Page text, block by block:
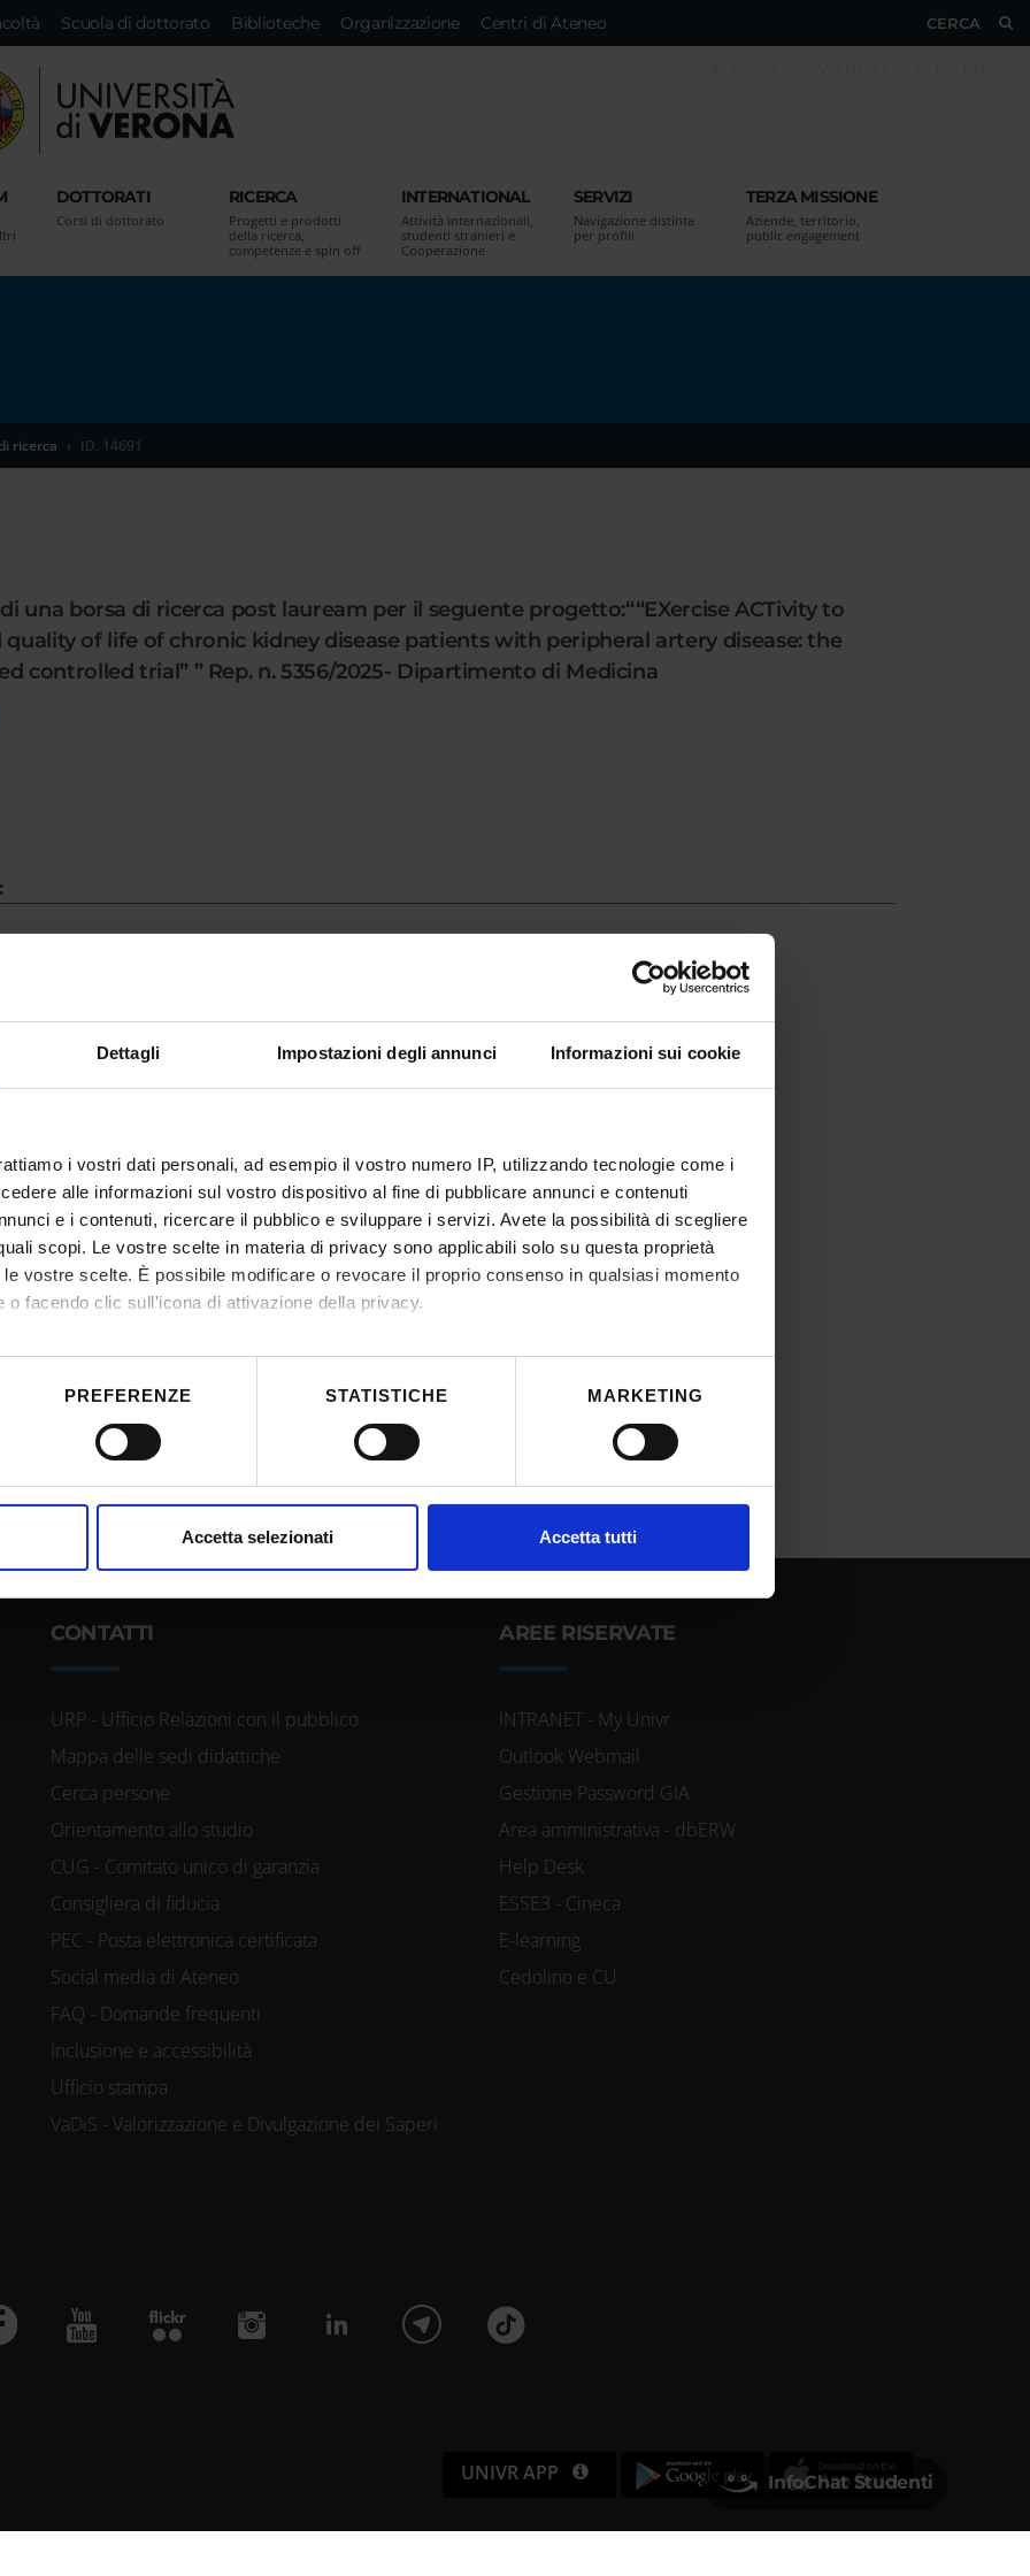
Dettagli Impostazioni degli annunci Informazioni sui cookie
i vostri dati personali, ad esempio il vostro numero IP, utilizzando tecnologie come i
alle informazioni sul vostro dispositivo al fine di pubblicare annunci e contenuti
e i contenuti, ricercare il pubblico e sviluppare i servizi. Avete la possibilità di scegliere
scopi. Le vostre scelte in materia di privacy sono applicabili solo su questa proprietà
vostre scelte. È possibile modificare o revocare il proprio consenso in qualsiasi momento
o facendo clic sull'icona di attivazione della privacy.
anche:
tua posizione geografica, con un'approssimazione di qualche metro,
elaborati i tuoi dati personali e imposta le tue preferenze nella
sezione dettagli . Puoi
contenuti ed annunci, per fornire funzionalità dei social media e per analizzare il
PREFERENZE STATISTICHE MARKETING
Accetta selezionati Accetta tutti
CERCA
Scuola di dottorato Biblioteche Organizzazione Centri di Ateneo
DOTTORATI
Corsi di dottorato
RICERCA
Progetti e prodotti
della ricerca,
competenze e spin off
INTERNATIONAL
Attività internazionali,
studenti stranieri e
Cooperazione
SERVIZI
Navigazione distinta
per profili
TERZA MISSIONE
Aziende, territorio,
public engagement
ricerca ID. 14691
una borsa di ricerca post lauream per il seguente progetto:““EXercise ACTivity to
of life of chronic kidney disease patients with peripheral artery disease: the
controlled trial” ” Rep. n. 5356/2025- Dipartimento di Medicina
CONTATTI
URP - Ufficio Relazioni con il pubblico
Mappa delle sedi didattiche
Cerca persone
Orientamento allo studio
CUG - Comitato unico di garanzia
Consigliera di fiducia
PEC - Posta elettronica certificata
Social media di Ateneo
FAQ - Domande frequenti
Inclusione e accessibilità
Ufficio stampa
VaDiS - Valorizzazione e Divulgazione dei Saperi
AREE RISERVATE
INTRANET - My Univr
Outlook Webmail
Gestione Password GIA
Area amministrativa - dbERW
Help Desk
ESSE3 - Cineca
E-learning
Cedolino e CU
UNIVR APP InfoChat Studenti